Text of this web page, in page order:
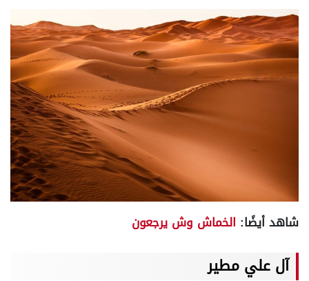
شاهد أيضًا: الخماش وش يرجعون
آل علي مطير